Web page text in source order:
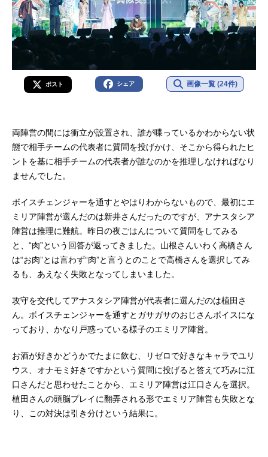
ポスト シェア 画像一覧 (24件)
両陣営の間には衝立が設置され、誰が喋っているかわからない状
態で相手チームの代表者に質問を投げかけ、そこから得られたヒ
ントを基に相手チームの代表者が誰なのかを推理しなければなり
ませんでした。
ボイスチェンジャーを通すとやはりわからないもので、最初にエ
ミリア陣営が選んだのは新井さんだったのですが、アナスタシア
陣営は推理に難航。昨日の夜ごはんについて質問をしてみる
と、“肉”という回答が返ってきました。山根さんいわく高橋さん
は“お肉”とは言わず“肉”と言うとのことで高橋さんを選択してみ
るも、あえなく失敗となってしまいました。
攻守を交代してアナスタシア陣営が代表者に選んだのは植田さ
ん。ボイスチェンジャーを通すとガサガサのおじさんボイスにな
っており、かなり戸惑っている様子のエミリア陣営。
お酒が好きかどうかでたまに飲む、リゼロで好きなキャラでユリ
ウス、オナモミ好きですかという質問に投げると答えて巧みに江
口さんだと思わせたことから、エミリア陣営は江口さんを選択。
植田さんの頭脳プレイに翻弄される形でエミリア陣営も失敗とな
り、この対決は引き分けという結果に。